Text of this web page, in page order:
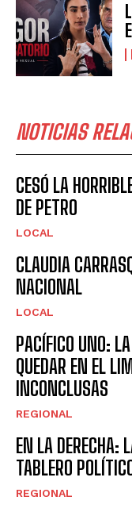
NOTICIAS
CESÓ LA
DE PETRO
LOCAL
CLAUDIA
NACIONAL
LOCAL
PACÍFICO UNO:
QUEDAR EN EL
INCONCLUSAS
REGIONAL
EN LA DERECHA:
TABLERO
REGIONAL